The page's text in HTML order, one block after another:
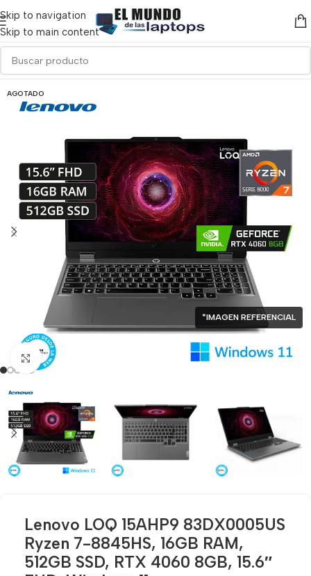
Skip to navigation
Skip to main content
AGOTADO
Click para agrandar
*IMAGEN REFERENCIAL
Lenovo LOQ 15AHP9 83DX0005US
Ryzen 7-8845HS, 16GB RAM,
512GB SSD, RTX 4060 8GB, 15.6″